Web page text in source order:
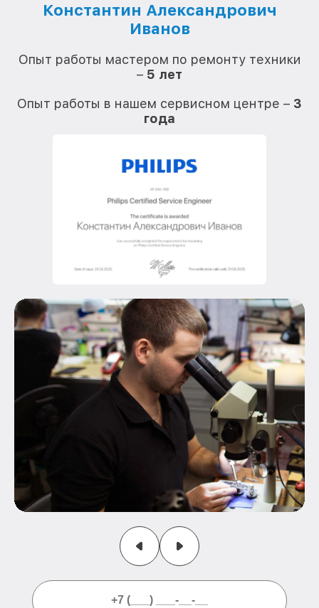
Константин Александрович
Иванов
Опыт работы мастером по ремонту техники
– 5 лет
Опыт работы в нашем сервисном центре – 3
года